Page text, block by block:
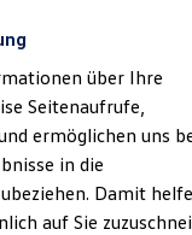
über Ihre
Seitenaufrufe,
ermöglichen uns
in die
Damit
auf Sie